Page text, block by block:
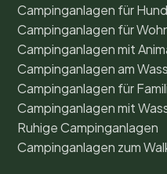
Campinganlagen für
Campinganlagen für
Campinganlagen mit
Campinganlagen am
Campinganlagen für
Campinganlagen mit
Ruhige Campinganlagen
Campinganlagen zum